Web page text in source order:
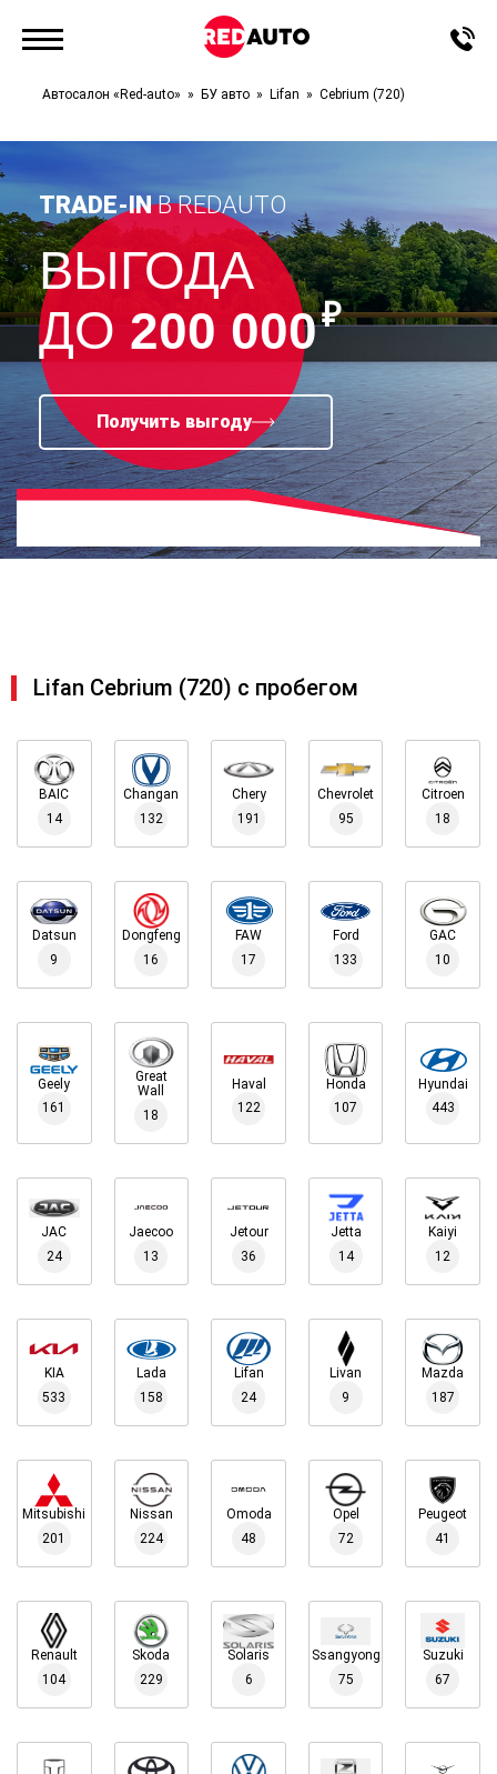
Автосалон «Red-auto» БУ авто Lifan Cebrium (720)
TRADE-INВ REDAUTO
ВЫГОДА
ДО 200 000₽
Получить выгоду
Lifan Cebrium (720) с пробегом
BAIC
14
Changan
132
Chery
191
Chevrolet
95
Citroen
18
Datsun
9
Dongfeng
16
FAW
17
Ford
133
GAC
10
Geely
161
Great
Wall
18
Haval
122
Honda
107
Hyundai
443
JAC
24
Jaecoo
13
Jetour
36
Jetta
14
Kaiyi
12
KIA
533
Lada
158
Lifan
24
Livan
9
Mazda
187
Mitsubishi
201
Nissan
224
Omoda
48
Opel
72
Peugeot
41
Renault
104
Skoda
229
Solaris
6
Ssangyong
75
Suzuki
67